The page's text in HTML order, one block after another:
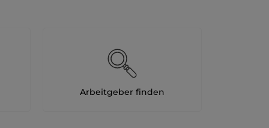
Arbeitgeber finden